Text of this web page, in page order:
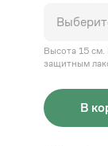
Высота 15
защитным
В